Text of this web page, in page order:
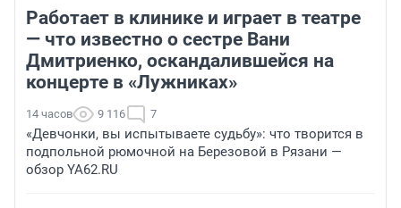
Работает в клинике и играет в театре
— что известно о сестре Вани
Дмитриенко, оскандалившейся на
концерте в «Лужниках»
14 часов 9 116 7
«Девчонки, вы испытываете судьбу»: что творится в
подпольной рюмочной на Березовой в Рязани —
обзор YA62.RU